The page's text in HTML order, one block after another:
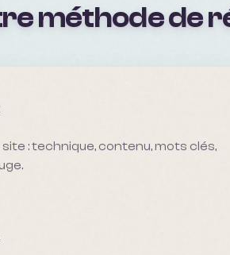
méthode de
: technique, contenu, mots clés,